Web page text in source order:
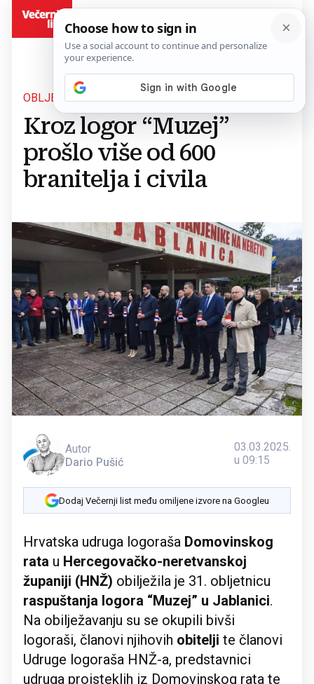
OBLJETNICA RASPUŠTANJA
Kroz logor “Muzej”
prošlo više od 600
branitelja i civila
Autor
Dario Pušić
03.03.2025.
u 09:15
Dodaj Večernji list među omiljene izvore na Googleu
Hrvatska udruga logoraša Domovinskog
rata u Hercegovačko-neretvanskoj
županiji (HNŽ) obilježila je 31. obljetnicu
raspuštanja logora “Muzej” u Jablanici.
Na obilježavanju su se okupili bivši
logoraši, članovi njihovih obitelji te članovi
Udruge logoraša HNŽ-a, predstavnici
udruga proisteklih iz Domovinskog rata te